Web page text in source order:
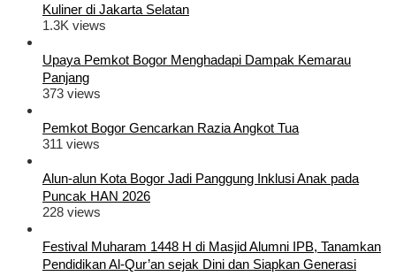
Kuliner di Jakarta Selatan
1.3K views
Upaya Pemkot Bogor Menghadapi Dampak Kemarau
Panjang
373 views
Pemkot Bogor Gencarkan Razia Angkot Tua
311 views
Alun-alun Kota Bogor Jadi Panggung Inklusi Anak pada
Puncak HAN 2026
228 views
Festival Muharam 1448 H di Masjid Alumni IPB, Tanamkan
Pendidikan Al-Qur’an sejak Dini dan Siapkan Generasi